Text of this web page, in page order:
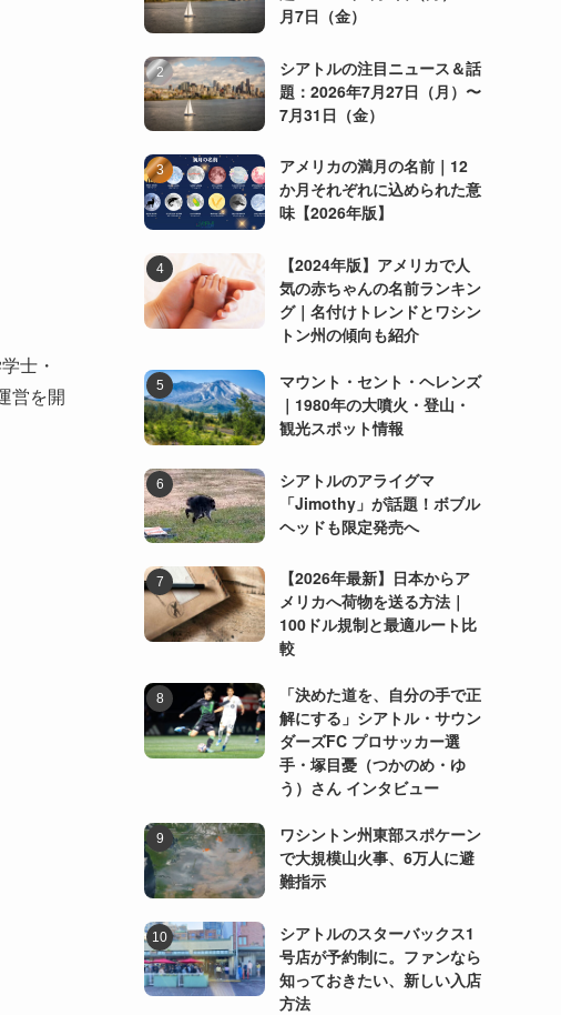
士・
営を開
月7日（金）
シアトルの注目ニュース＆話
題：2026年7月27日（月）〜
7月31日（金）
アメリカの満月の名前｜12
か月それぞれに込められた意
味【2026年版】
【2024年版】アメリカで人
気の赤ちゃんの名前ランキン
グ｜名付けトレンドとワシン
トン州の傾向も紹介
マウント・セント・ヘレンズ
｜1980年の大噴火・登山・
観光スポット情報
シアトルのアライグマ
「Jimothy」が話題！ボブル
ヘッドも限定発売へ
【2026年最新】日本からア
メリカへ荷物を送る方法｜
100ドル規制と最適ルート比
較
「決めた道を、自分の手で正
解にする」シアトル・サウン
ダーズFC プロサッカー選
手・塚目憂（つかのめ・ゆ
う）さん インタビュー
ワシントン州東部スポケーン
で大規模山火事、6万人に避
難指示
シアトルのスターバックス1
号店が予約制に。ファンなら
知っておきたい、新しい入店
方法